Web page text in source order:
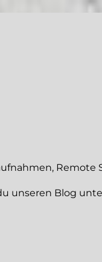
Remote
unseren Blog